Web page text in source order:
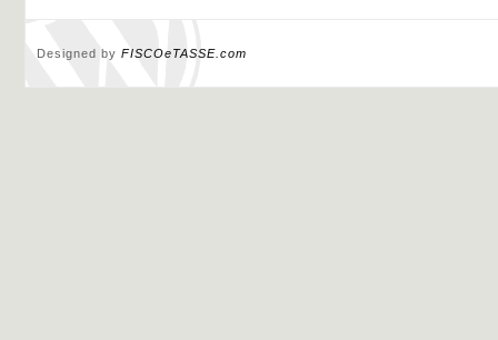
Designed by FISCOeTASSE.com